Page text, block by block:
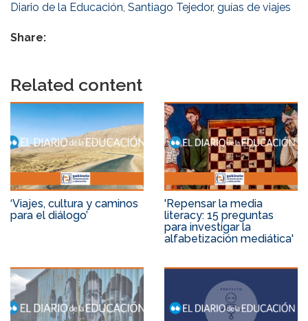
Diario de la Educación, Santiago Tejedor, guías de viajes
Share:
Related content
‘Viajes, cultura y caminos
para el diálogo’
'Repensar la media
literacy: 15 preguntas
para investigar la
alfabetización mediática'